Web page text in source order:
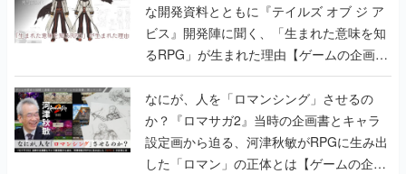
な開発資料とともに『テイルズ オブ ジ ア
ビス』開発陣に聞く、「生まれた意味を知
るRPG」が生まれた理由【ゲームの企画
書】
なにが、人を「ロマンシング」させるの
か？『ロマサガ2』当時の企画書とキャラ
設定画から迫る、河津秋敏がRPGに生み出
した「ロマン」の正体とは【ゲームの企画